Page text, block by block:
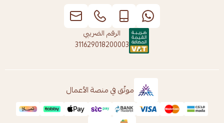
الرقم الضريبي
311629018200003
موثّق في منصة الأعمال